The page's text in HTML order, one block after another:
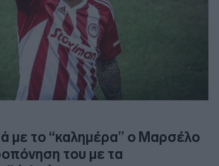
με το “καλημέρα” ο Μαρσέλο
του με τα